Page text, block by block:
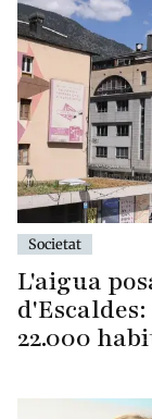
Societat
L'aigua
22.000